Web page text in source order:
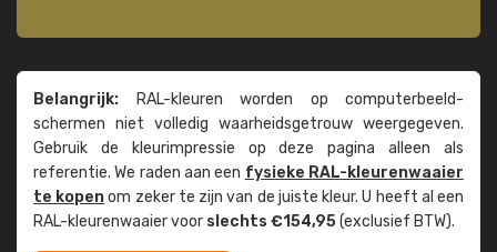
Belangrijk: RAL-kleuren worden op computer­beeld­
schermen niet volledig waarheids­­getrouw weer­gegeven.
Gebruik de kleur­impressie op deze pagina alleen als
referentie. We raden aan een fysieke RAL-kleuren­waaier
te kopenom zeker te zijn van de juiste kleur. U heeft al een
RAL-kleuren­waaier voor slechts €154,95(exclusief BTW).